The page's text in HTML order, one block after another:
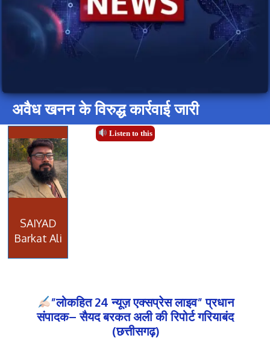
अवैध खनन के विरुद्ध कार्रवाई जारी
Listen to this
SAIYAD
Barkat Ali
”लोकहित 24 न्यूज़ एक्सप्रेस लाइव” प्रधान
संपादक– सैयद बरकत अली की रिपोर्ट गरियाबंद
(छत्तीसगढ़)